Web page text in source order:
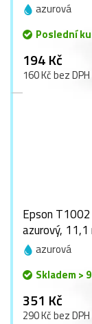
azurová
Poslední
194 Kč
160 Kč bez DPH
Epson
azurový, 11,1
azurová
Skladem >
351 Kč
290 Kč bez DPH